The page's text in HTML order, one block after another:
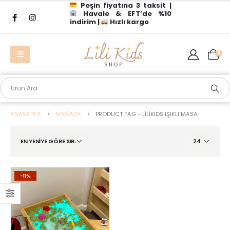
Peşin fiyatına 3 taksit |
Havale & EFT’de %10
indirim |
Hızlı kargo
0
ANASAYFA MAĞAZA PRODUCT TAG - LILIKIDS IŞIKLI MASA
-11%